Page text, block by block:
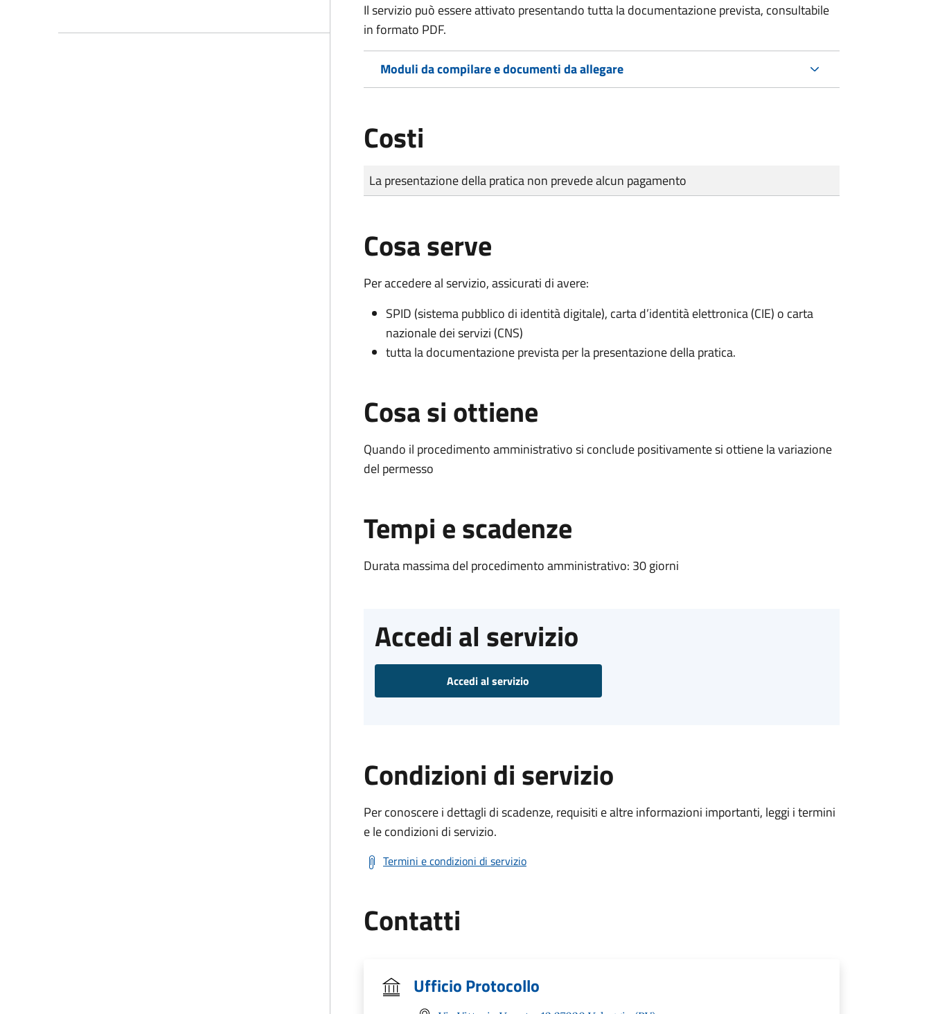
Il servizio può essere attivato presentando tutta la documentazione prevista, consultabile
in formato PDF.
Moduli da compilare e documenti da allegare
Costi
Tipo di pagamento
Importo
La presentazione della pratica non prevede alcun pagamento
Cosa serve
Per accedere al servizio, assicurati di avere:
SPID (sistema pubblico di identità digitale), carta d’identità elettronica (CIE) o carta
nazionale dei servizi (CNS)
tutta la documentazione prevista per la presentazione della pratica.
Cosa si ottiene
Quando il procedimento amministrativo si conclude positivamente si ottiene la variazione
del permesso
Tempi e scadenze
Durata massima del procedimento amministrativo: 30 giorni
Accedi al servizio
Accedi al servizio
Condizioni di servizio
Per conoscere i dettagli di scadenze, requisiti e altre informazioni importanti, leggi i termini
e le condizioni di servizio.
Termini e condizioni di servizio
Contatti
Ufficio Protocollo